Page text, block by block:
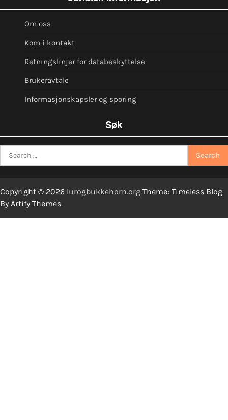
Om oss
Kom i kontakt
Retningslinjer for databeskyttelse
Brukeravtale
Informasjonskapsler og sporing
Søk
Copyright © 2026 lurogbukkehorn.org Theme: Timeless Blog
By Artify Themes.